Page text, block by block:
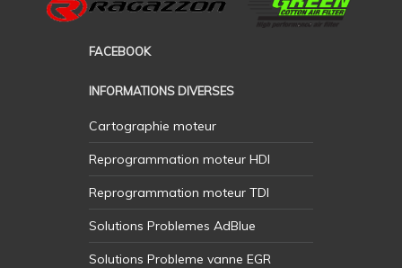
FACEBOOK
INFORMATIONS DIVERSES
Cartographie moteur
Reprogrammation moteur HDI
Reprogrammation moteur TDI
Solutions Problemes AdBlue
Solutions Probleme vanne EGR